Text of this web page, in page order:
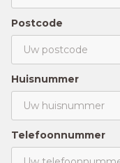
Postcode
Huisnummer
Telefoonnummer